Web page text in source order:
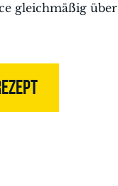
gleichmäßig über